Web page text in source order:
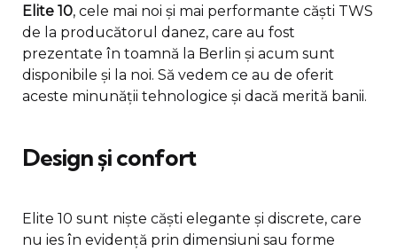
Elite 10, cele mai noi și mai performante căști TWS
de la producătorul danez, care au fost
prezentate în toamnă la Berlin și acum sunt
disponibile și la noi. Să vedem ce au de oferit
aceste minunății tehnologice și dacă merită banii.
Design și confort
Elite 10 sunt niște căști elegante și discrete, care
nu ies în evidență prin dimensiuni sau forme